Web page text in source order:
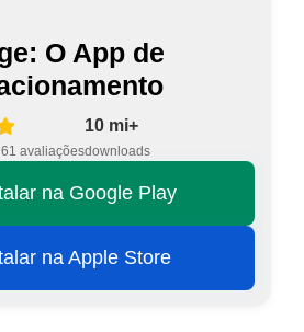
O App de
avaliações
10 mi+
downloads
na Google Play
na Apple Store